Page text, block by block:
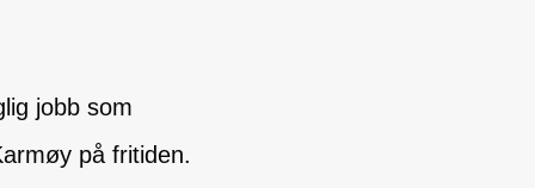
jobb som
på fritiden.